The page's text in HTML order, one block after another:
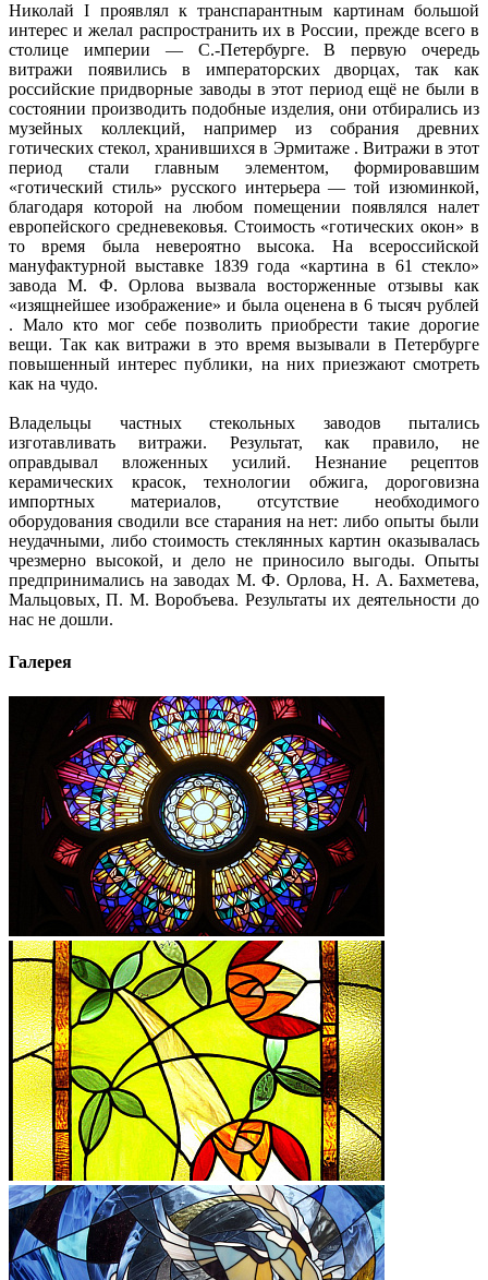
Николай I проявлял к транспарантным картинам большой
интерес и желал распространить их в России, прежде всего в
столице империи — С.-Петербурге. В первую очередь
витражи появились в императорских дворцах, так как
российские придворные заводы в этот период ещё не были в
состоянии производить подобные изделия, они отбирались из
музейных коллекций, например из собрания древних
готических стекол, хранившихся в Эрмитаже . Витражи в этот
период стали главным элементом, формировавшим
«готический стиль» русского интерьера — той изюминкой,
благодаря которой на любом помещении появлялся налет
европейского средневековья. Стоимость «готических окон» в
то время была невероятно высока. На всероссийской
мануфактурной выставке 1839 года «картина в 61 стекло»
завода М. Ф. Орлова вызвала восторженные отзывы как
«изящнейшее изображение» и была оценена в 6 тысяч рублей
. Мало кто мог себе позволить приобрести такие дорогие
вещи. Так как витражи в это время вызывали в Петербурге
повышенный интерес публики, на них приезжают смотреть
как на чудо.
Владельцы частных стекольных заводов пытались
изготавливать витражи. Результат, как правило, не
оправдывал вложенных усилий. Незнание рецептов
керамических красок, технологии обжига, дороговизна
импортных материалов, отсутствие необходимого
оборудования сводили все старания на нет: либо опыты были
неудачными, либо стоимость стеклянных картин оказывалась
чрезмерно высокой, и дело не приносило выгоды. Опыты
предпринимались на заводах М. Ф. Орлова, Н. А. Бахметева,
Мальцовых, П. М. Воробъева. Результаты их деятельности до
нас не дошли.
Галерея